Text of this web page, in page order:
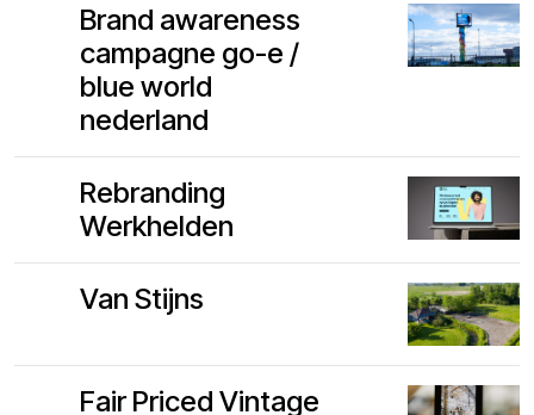
Brand awareness
campagne go-e /
blue world
nederland
Rebranding
Werkhelden
Van Stijns
Fair Priced Vintage